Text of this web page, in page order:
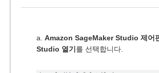
a. Amazon SageMaker Studio 제어
Studio 열기 를 선택합니다.